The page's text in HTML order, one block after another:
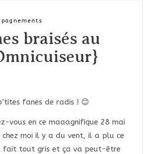
braisés au
fanes de radis ! 😊
vous en ce maaagnifique 28 mai
chez moi il y a du vent, il a plu ce
fait tout gris et ça va peut-être